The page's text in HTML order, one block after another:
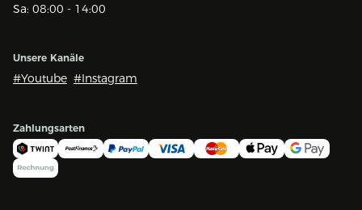
Sa: 08:00 - 14:00
Unsere Kanäle
#Youtube #Instagram
Zahlungsarten